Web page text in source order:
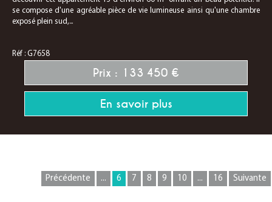
se compose d'une agréable pièce de vie lumineuse ainsi qu'une chambre
exposé plein sud,...
Réf : G7658
Prix : 133 450 €
En savoir plus
Précédente ... 6 7 8 9 10 ... 16 Suivante